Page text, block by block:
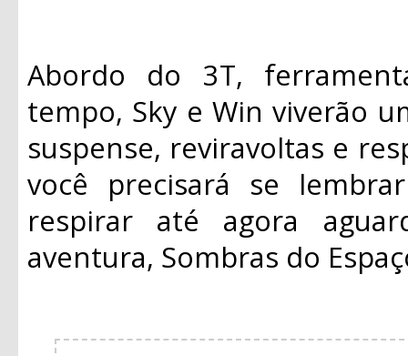
Abordo do 3T,
tempo, Sky e Win viverão
suspense, reviravoltas e
você precisará se
respirar até agora
aventura, Sombras do